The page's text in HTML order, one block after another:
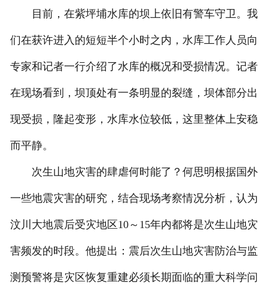
目前，在紫坪埔水库的坝上依旧有警车守卫。我
们在获许进入的短短半个小时之内，水库工作人员向
专家和记者一行介绍了水库的概况和受损情况。记者
在现场看到，坝顶处有一条明显的裂缝，坝体部分出
现受损，隆起变形，水库水位较低，这里整体上安稳
而平静。
次生山地灾害的肆虐何时能了？何思明根据国外
一些地震灾害的研究，结合现场考察情况分析，认为
汶川大地震后受灾地区10～15年内都将是次生山地灾
害频发的时段。他提出：震后次生山地灾害防治与监
测预警将是灾区恢复重建必须长期面临的重大科学问